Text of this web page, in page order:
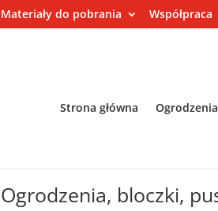
Materiały do pobrania Współpraca
Strona główna
Ogrodzenia, bloczki,